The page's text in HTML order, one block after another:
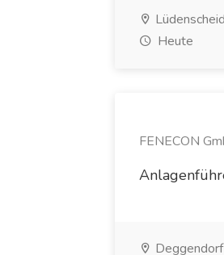
Lüdenscheid
Heute
FENECON
Deggendorf